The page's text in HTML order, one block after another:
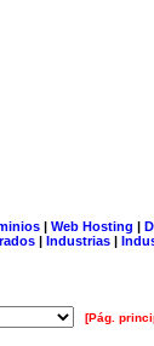
| Web Hosting |
| Industrias |
[Pág.